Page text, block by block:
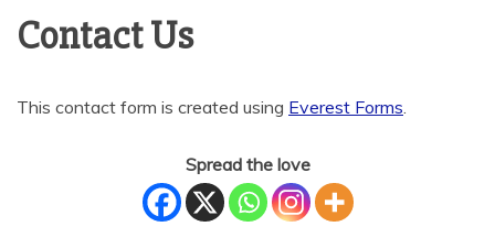
Contact Us
This contact form is created using Everest Forms.
Spread the love